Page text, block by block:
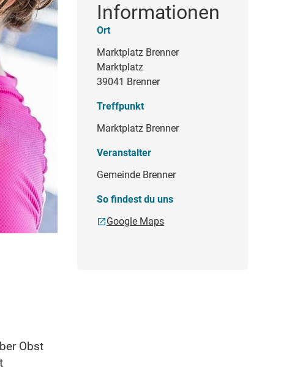
Obst
Informationen
Ort
Marktplatz Brenner
Marktplatz
39041 Brenner
Treffpunkt
Marktplatz Brenner
Veranstalter
Gemeinde Brenner
So findest du uns
Google Maps